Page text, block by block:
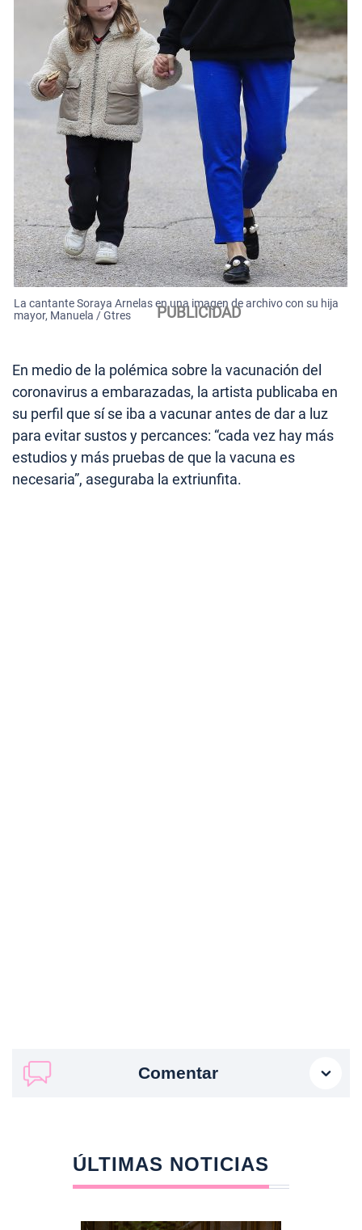
La cantante Soraya Arnelas en una imagen de archivo con su hija
mayor, Manuela / Gtres
En medio de la polémica sobre la vacunación del
coronavirus a embarazadas, la artista publicaba en
su perfil que sí se iba a vacunar antes de dar a luz
para evitar sustos y percances: “cada vez hay más
estudios y más pruebas de que la vacuna es
necesaria”, aseguraba la extriunfita.
Comentar
ÚLTIMAS NOTICIAS